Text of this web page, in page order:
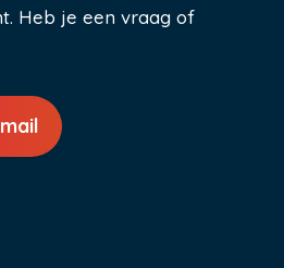
Heb je een vraag of